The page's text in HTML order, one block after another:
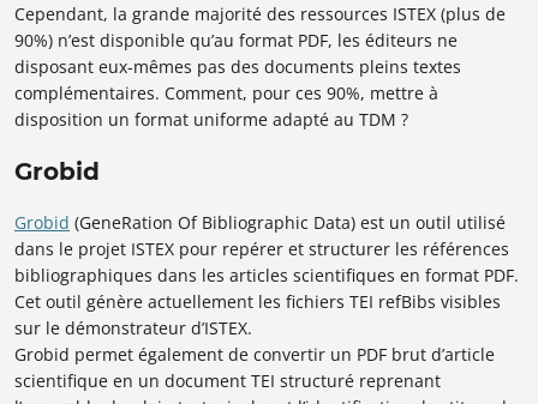
Cependant, la grande majorité des ressources ISTEX (plus de
90%) n’est disponible qu’au format PDF, les éditeurs ne
disposant eux-mêmes pas des documents pleins textes
complémentaires. Comment, pour ces 90%, mettre à
disposition un format uniforme adapté au TDM ?
Grobid
Grobid (GeneRation Of Bibliographic Data) est un outil utilisé
dans le projet ISTEX pour repérer et structurer les références
bibliographiques dans les articles scientifiques en format PDF.
Cet outil génère actuellement les fichiers TEI refBibs visibles
sur le démonstrateur d’ISTEX.
Grobid permet également de convertir un PDF brut d’article
scientifique en un document TEI structuré reprenant